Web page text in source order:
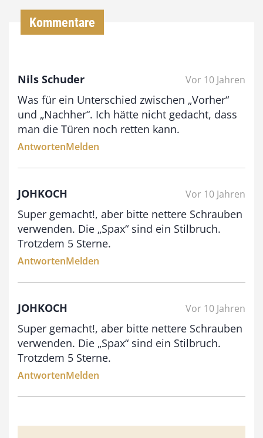
b
i
0
Kommentare
Nils Schuder Vor 10 Jahren
Was für ein Unterschied zwischen „Vorher“
und „Nachher“. Ich hätte nicht gedacht, dass
man die Türen noch retten kann.
AntwortenMelden
JOHKOCH Vor 10 Jahren
Super gemacht!, aber bitte nettere Schrauben
verwenden. Die „Spax“ sind ein Stilbruch.
Trotzdem 5 Sterne.
AntwortenMelden
JOHKOCH Vor 10 Jahren
Super gemacht!, aber bitte nettere Schrauben
verwenden. Die „Spax“ sind ein Stilbruch.
Trotzdem 5 Sterne.
AntwortenMelden